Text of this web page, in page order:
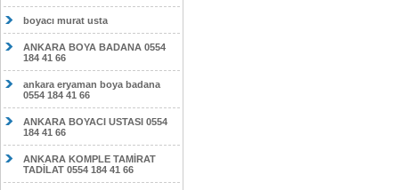
boyacı murat usta
ANKARA BOYA BADANA 0554
184 41 66
ankara eryaman boya badana
0554 184 41 66
ANKARA BOYACI USTASI 0554
184 41 66
ANKARA KOMPLE TAMİRAT
TADİLAT 0554 184 41 66